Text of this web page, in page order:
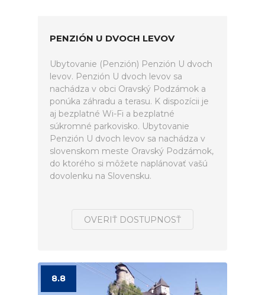
PENZIÓN U DVOCH LEVOV
Ubytovanie (Penzión) Penzión U dvoch
levov. Penzión U dvoch levov sa
nachádza v obci Oravský Podzámok a
ponúka záhradu a terasu. K dispozícii je
aj bezplatné Wi-Fi a bezplatné
súkromné parkovisko. Ubytovanie
Penzión U dvoch levov sa nachádza v
slovenskom meste Oravský Podzámok,
do ktorého si môžete naplánovať vašú
dovolenku na Slovensku.
OVERIŤ DOSTUPNOSŤ
8.8